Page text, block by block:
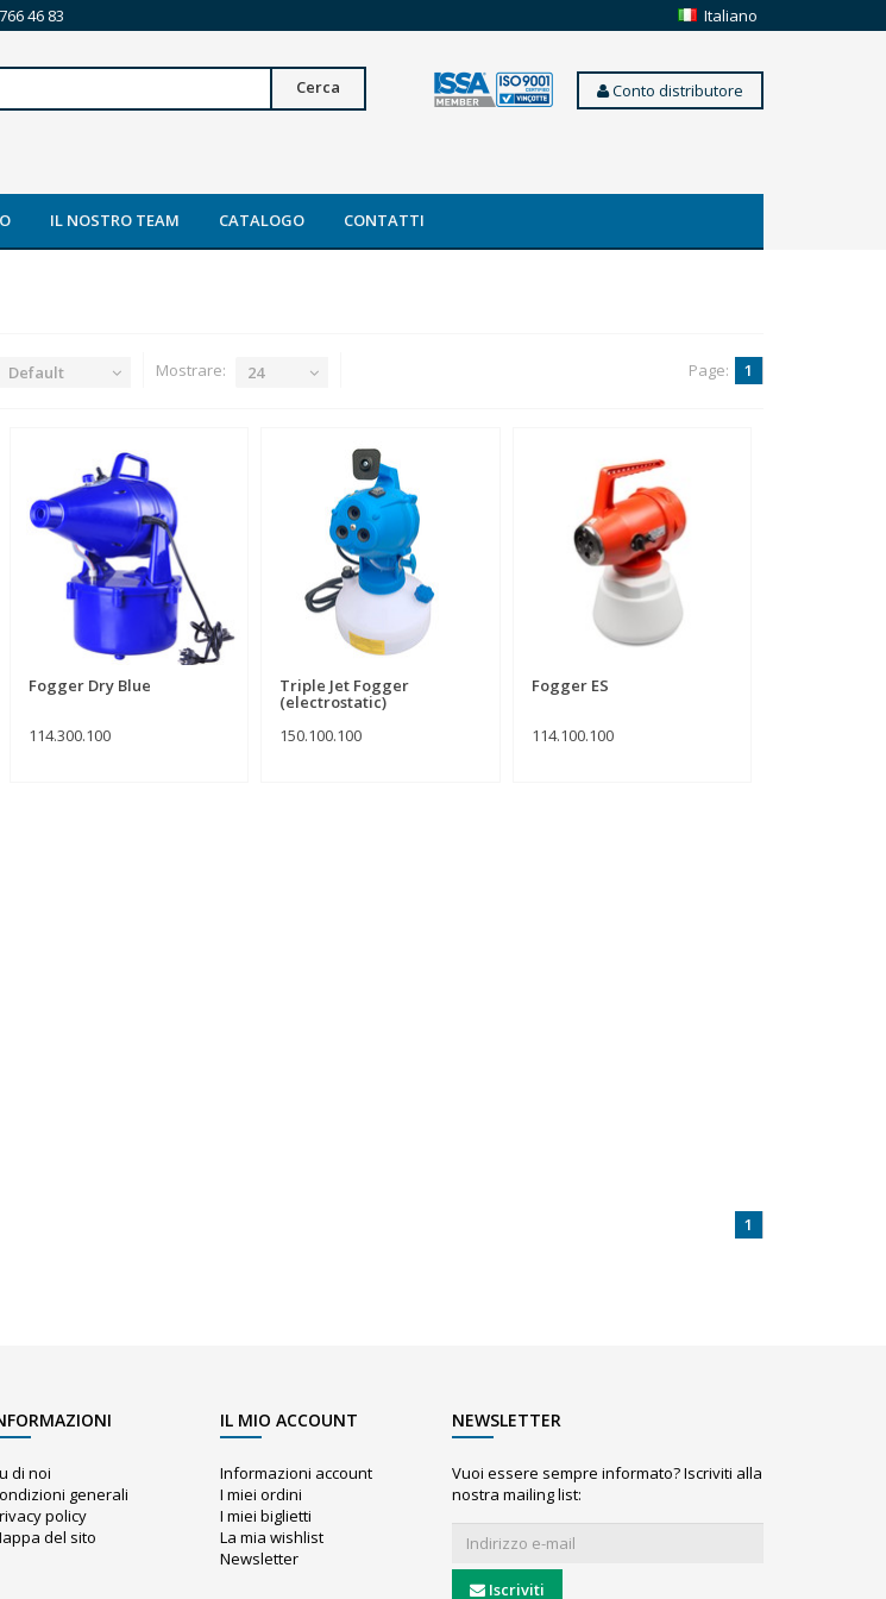
46 83 Italiano
Cerca
Conto distributore
IL NOSTRO TEAM CATALOGO CONTATTI
Default Mostrare: 24 Page: 1
Fogger Dry Blue
114.300.100
Triple Jet Fogger
(electrostatic)
150.100.100
Fogger ES
114.100.100
1
di noi
generali
policy
del sito
IL MIO ACCOUNT
Informazioni account
I miei ordini
I miei biglietti
La mia wishlist
Newsletter
NEWSLETTER
Vuoi essere sempre informato? Iscriviti alla
nostra mailing list:
Iscriviti